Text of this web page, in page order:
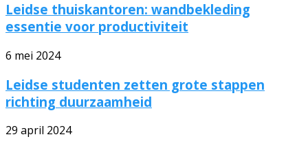
Leidse thuiskantoren: wandbekleding
essentie voor productiviteit
6 mei 2024
Leidse studenten zetten grote stappen
richting duurzaamheid
29 april 2024